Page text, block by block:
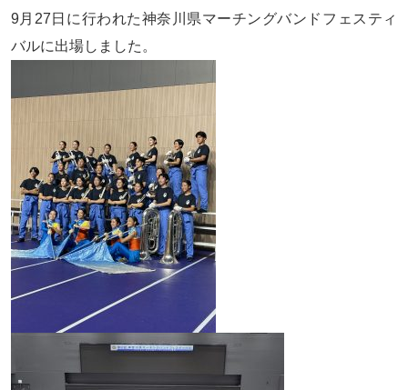
9月27日に行われた神奈川県マーチングバンドフェスティ
バルに出場しました。